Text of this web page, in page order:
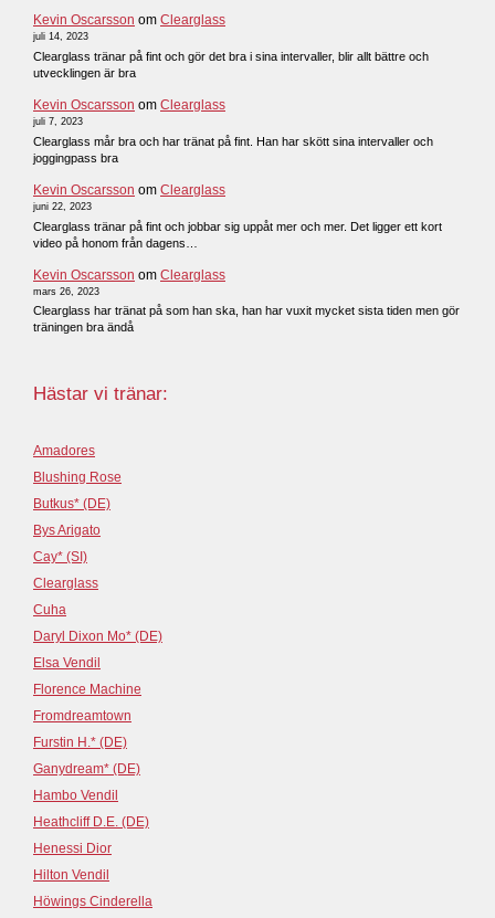
Kevin Oscarsson om Clearglass
juli 14, 2023
Clearglass tränar på fint och gör det bra i sina intervaller, blir allt bättre och
utvecklingen är bra
Kevin Oscarsson om Clearglass
juli 7, 2023
Clearglass mår bra och har tränat på fint. Han har skött sina intervaller och
joggingpass bra
Kevin Oscarsson om Clearglass
juni 22, 2023
Clearglass tränar på fint och jobbar sig uppåt mer och mer. Det ligger ett kort
video på honom från dagens…
Kevin Oscarsson om Clearglass
mars 26, 2023
Clearglass har tränat på som han ska, han har vuxit mycket sista tiden men gör
träningen bra ändå
Hästar vi tränar:
Amadores
Blushing Rose
Butkus* (DE)
Bys Arigato
Cay* (SI)
Clearglass
Cuha
Daryl Dixon Mo* (DE)
Elsa Vendil
Florence Machine
Fromdreamtown
Furstin H.* (DE)
Ganydream* (DE)
Hambo Vendil
Heathcliff D.E. (DE)
Henessi Dior
Hilton Vendil
Höwings Cinderella